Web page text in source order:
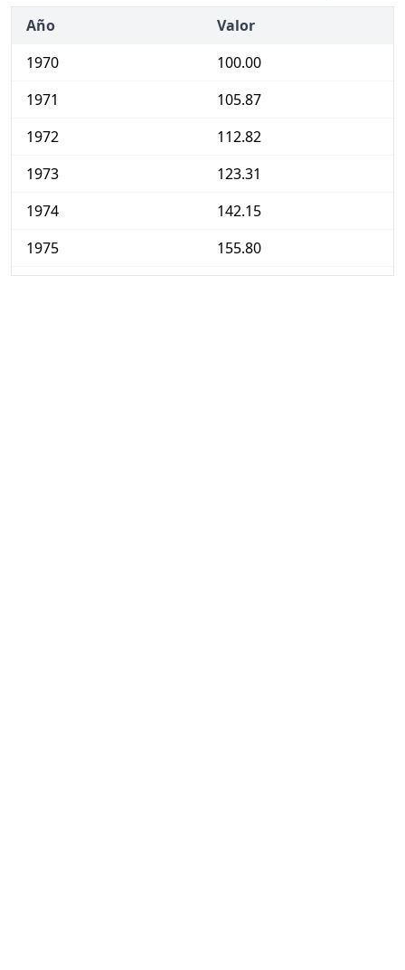
Año
Valor
1970
100.00
1971
105.87
1972
112.82
1973
123.31
1974
142.15
1975
155.80